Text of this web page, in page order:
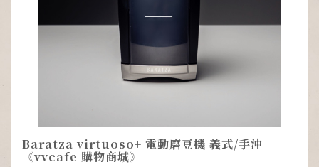
Baratza virtuoso+ 電動磨豆機 義式/手沖
《vvcafe 購物商城》